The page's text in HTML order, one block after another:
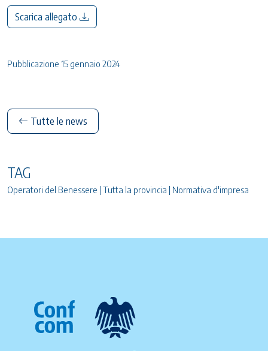
Scarica allegato
Pubblicazione 15 gennaio 2024
Tutte le news
TAG
Operatori del Benessere | Tutta la provincia | Normativa d'impresa